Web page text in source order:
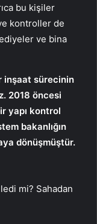
bu kişiler
kontroller de
ve bina
inşaat sürecinin
2018 öncesi
yapı kontrol
bakanlığın
dönüşmüştür.
mi? Sahadan